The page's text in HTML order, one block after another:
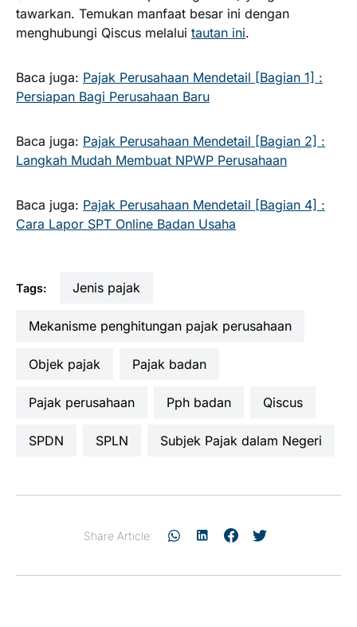
tawarkan. Temukan manfaat besar ini dengan
menghubungi Qiscus melalui tautan ini.
Baca juga: Pajak Perusahaan Mendetail [Bagian 1] :
Persiapan Bagi Perusahaan Baru
Baca juga: Pajak Perusahaan Mendetail [Bagian 2] :
Langkah Mudah Membuat NPWP Perusahaan
Baca juga: Pajak Perusahaan Mendetail [Bagian 4] :
Cara Lapor SPT Online Badan Usaha
Tags: jenis pajak
mekanisme penghitungan pajak perusahaan
Objek pajak pajak badan
pajak perusahaan pph badan Qiscus
SPDN SPLN Subjek Pajak dalam Negeri
Share Article: